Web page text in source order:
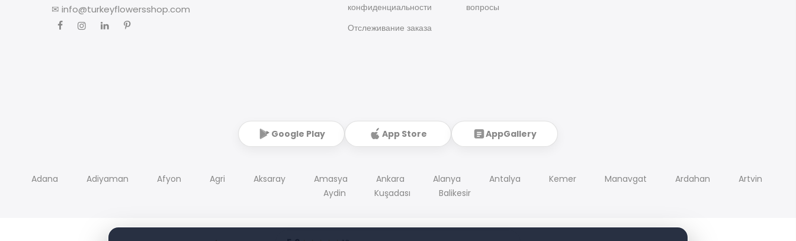
✉ info@turkeyflowersshop.com
конфиденциальности
Отслеживание заказа
вопросы
Google Play App Store AppGallery
Adana Adiyaman Afyon Agri Aksaray Amasya Ankara Alanya Antalya Kemer Manavgat Ardahan
Artvin
Aydin
Kuşadası Balikesir